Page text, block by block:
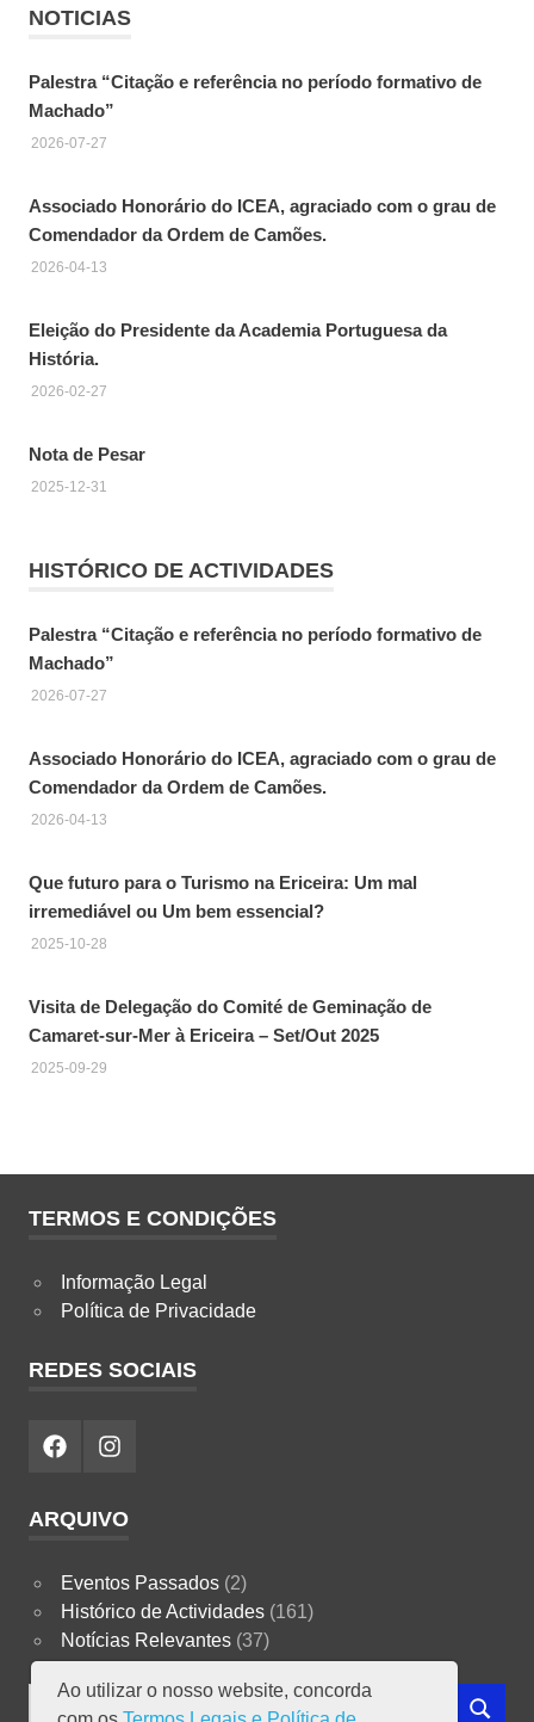
NOTICIAS
Palestra “Citação e referência no período formativo de
Machado”
2026-07-27
Associado Honorário do ICEA, agraciado com o grau de
Comendador da Ordem de Camões.
2026-04-13
Eleição do Presidente da Academia Portuguesa da
História.
2026-02-27
Nota de Pesar
2025-12-31
HISTÓRICO DE ACTIVIDADES
Palestra “Citação e referência no período formativo de
Machado”
2026-07-27
Associado Honorário do ICEA, agraciado com o grau de
Comendador da Ordem de Camões.
2026-04-13
Que futuro para o Turismo na Ericeira: Um mal
irremediável ou Um bem essencial?
2025-10-28
Visita de Delegação do Comité de Geminação de
Camaret-sur-Mer à Ericeira – Set/Out 2025
2025-09-29
TERMOS E CONDIÇÕES
Informação Legal
Política de Privacidade
REDES SOCIAIS
FacebookInstagram
ARQUIVO
Eventos Passados(2)
Histórico de Actividades(161)
Notícias Relevantes(37)
Search
SEARCH
Ao utilizar o nosso website, concorda